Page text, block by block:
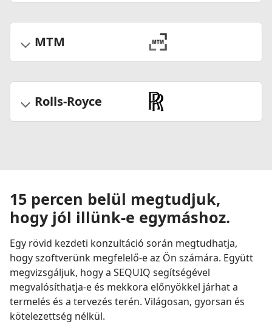
MTM
Rolls-Royce
15 percen belül megtudjuk,
hogy jól illünk-e egymáshoz.
Egy rövid kezdeti konzultáció során megtudhatja,
hogy szoftverünk megfelelő-e az Ön számára. Együtt
megvizsgáljuk, hogy a SEQUIQ segítségével
megvalósíthatja-e és mekkora előnyökkel járhat a
termelés és a tervezés terén. Világosan, gyorsan és
kötelezettség nélkül.